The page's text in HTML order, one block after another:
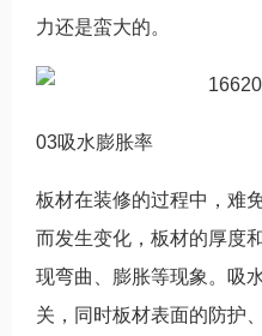
力还是蛮大的。
03吸水膨胀率
板材在装修的过程中，难
而发生变化，板材的厚度
现弯曲、膨胀等现象。吸
关，同时板材表面的防护